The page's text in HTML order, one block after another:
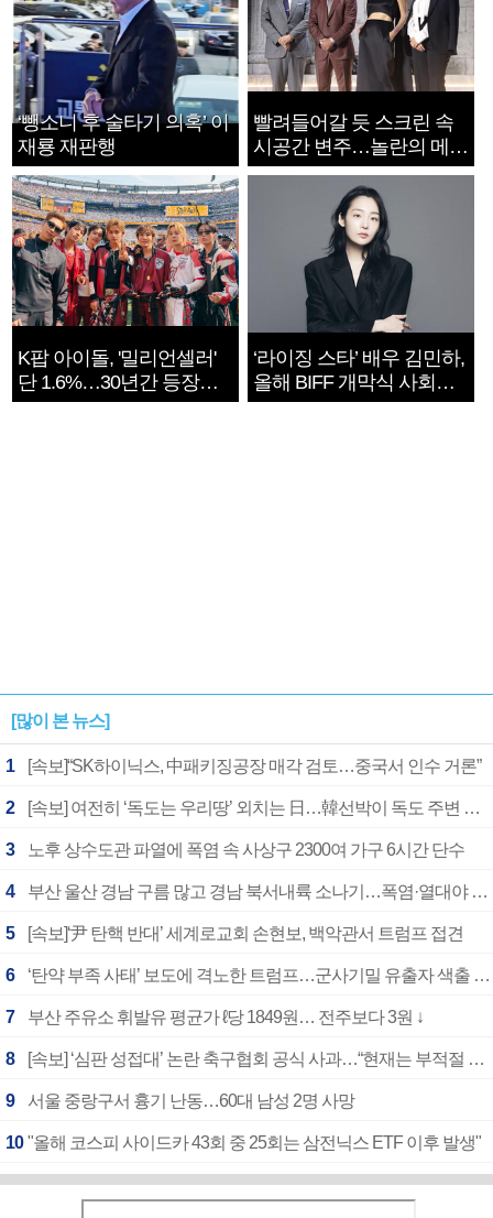
‘뺑소니 후 술타기 의혹’ 이
재룡 재판행
빨려들어갈 듯 스크린 속
시공간 변주…놀란의 메시
지는 ‘전쟁 속죄’
K팝 아이돌, '밀리언셀러'
단 1.6%…30년간 등장
1182개팀 전수조사
‘라이징 스타’ 배우 김민하,
올해 BIFF 개막식 사회자
확정
[많이 본 뉴스]
1 [속보]“SK하이닉스, 中패키징공장 매각 검토…중국서 인수 거론”
2 [속보] 여전히 ‘독도는 우리땅’ 외치는 日…韓선박이 독도 주변 해양조사 활동하자 반발
3 노후 상수도관 파열에 폭염 속 사상구 2300여 가구 6시간 단수
4 부산 울산 경남 구름 많고 경남 북서내륙 소나기…폭염·열대야 계속
5 [속보]‘尹 탄핵 반대’ 세계로교회 손현보, 백악관서 트럼프 접견
6 ‘탄약 부족 사태’ 보도에 격노한 트럼프…군사기밀 유출자 색출 지시
7 부산 주유소 휘발유 평균가 ℓ당 1849원… 전주보다 3원 ↓
8 [속보] ‘심판 성접대’ 논란 축구협회 공식 사과…“현재는 부적절 행위 없어”
9 서울 중랑구서 흉기 난동…60대 남성 2명 사망
10 "올해 코스피 사이드카 43회 중 25회는 삼전닉스 ETF 이후 발생"